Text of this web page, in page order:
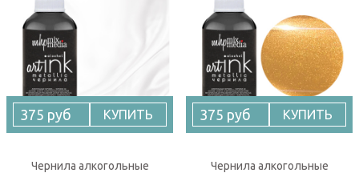
375 руб КУПИТЬ
Чернила алкогольные
375 руб КУПИТЬ
Чернила алкогольные